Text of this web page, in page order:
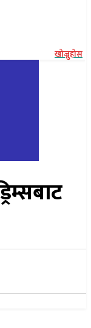
खोज्नुहोस